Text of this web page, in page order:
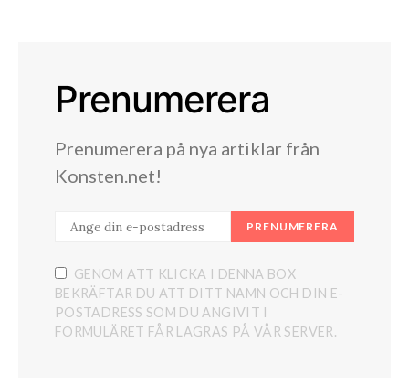
Prenumerera
Prenumerera på nya artiklar från
Konsten.net!
PRENUMERERA
GENOM ATT KLICKA I DENNA BOX
BEKRÄFTAR DU ATT DITT NAMN OCH DIN E-
POSTADRESS SOM DU ANGIVIT I
FORMULÄRET FÅR LAGRAS PÅ VÅR SERVER.